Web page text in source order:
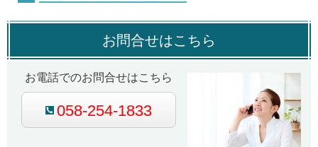
お問合せはこちら
お電話でのお問合せはこちら
058-254-1833